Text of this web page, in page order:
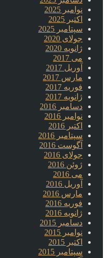
نوامبر 2025
اکتبر 2025
سپتامبر 2025
جولای 2020
ژانویه 2020
می 2017
آوریل 2017
مارس 2017
فوریه 2017
ژانویه 2017
دسامبر 2016
نوامبر 2016
اکتبر 2016
سپتامبر 2016
آگوست 2016
جولای 2016
ژوئن 2016
می 2016
آوریل 2016
مارس 2016
فوریه 2016
ژانویه 2016
دسامبر 2015
نوامبر 2015
اکتبر 2015
سپتامبر 2015